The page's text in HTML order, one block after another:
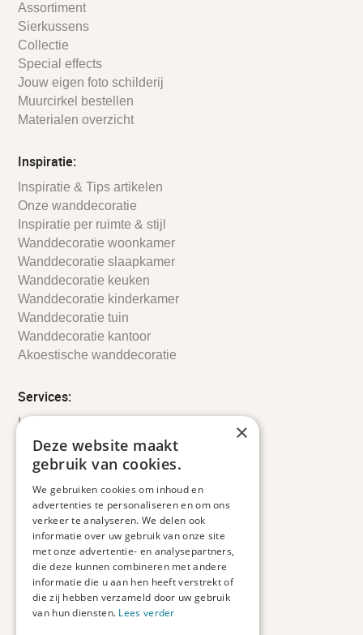
Assortiment
Sierkussens
Collectie
Special effects
Jouw eigen foto schilderij
Muurcirkel bestellen
Materialen overzicht
Inspiratie:
Inspiratie & Tips artikelen
Onze wanddecoratie
Inspiratie per ruimte & stijl
Wanddecoratie woonkamer
Wanddecoratie slaapkamer
Wanddecoratie keuken
Wanddecoratie kinderkamer
Wanddecoratie tuin
Wanddecoratie kantoor
Akoestische wanddecoratie
Services:
Leveringsinformatie
Retourbeleid
Informatie
Veelgestelde vragen
Duurzaam ondernemen
Contact informatie
Etienne de Pinedaweg 34
3711 CH, Austerlitz
Nederland
×
Deze website maakt
gebruik van cookies.
We gebruiken cookies om inhoud en
advertenties te personaliseren en om ons
verkeer te analyseren. We delen ook
informatie over uw gebruik van onze site
met onze advertentie- en analysepartners,
die deze kunnen combineren met andere
informatie die u aan hen heeft verstrekt of
die zij hebben verzameld door uw gebruik
van hun diensten. Lees verder